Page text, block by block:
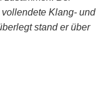
Klang- und
stand er über